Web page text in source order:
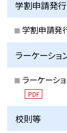
学割申請発
学割申請発
ラーケーショ
ラーケーシ
PDF
校則等